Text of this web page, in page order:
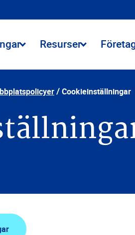
Resurser
Cookieinställningar